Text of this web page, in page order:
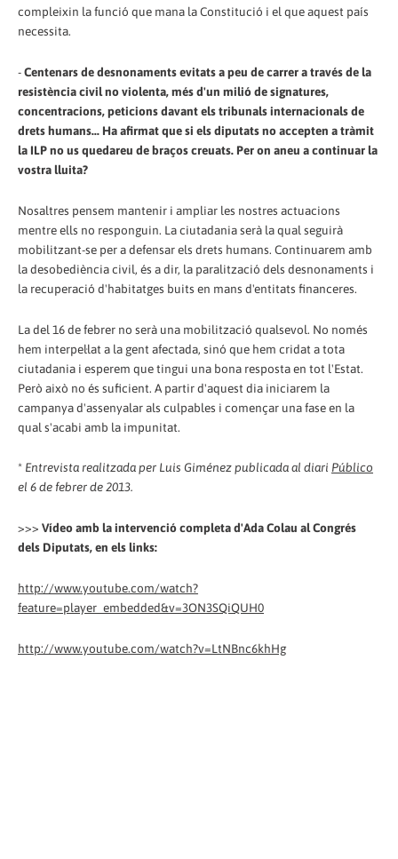
compleixin la funció que mana la Constitució i el que aquest país
necessita.
-Centenars de desnonaments evitats a peu de carrer a través de la
resistència civil no violenta, més d'un milió de signatures,
concentracions, peticions davant els tribunals internacionals de
drets humans... Ha afirmat que si els diputats no accepten a tràmit
la ILP no us quedareu de braços creuats. Per on aneu a continuar la
vostra lluita?
Nosaltres pensem mantenir i ampliar les nostres actuacions
mentre ells no responguin. La ciutadania serà la qual seguirà
mobilitzant-se per a defensar els drets humans. Continuarem amb
la desobediència civil, és a dir, la paralització dels desnonaments i
la recuperació d'habitatges buits en mans d'entitats financeres.
La del 16 de febrer no serà una mobilització qualsevol. No només
hem interpel·lat a la gent afectada, sinó que hem cridat a tota
ciutadania i esperem que tingui una bona resposta en tot l'Estat.
Però això no és suficient. A partir d'aquest dia iniciarem la
campanya d'assenyalar als culpables i començar una fase en la
qual s'acabi amb la impunitat.
* Entrevista realitzada per Luis Giménez publicada al diari Público
el 6 de febrer de 2013.
>>> Vídeo amb la intervenció completa d'Ada Colau al Congrés
dels Diputats, en els links:
http://www.youtube.com/watch?
feature=player_embedded&v=3ON3SQiQUH0
http://www.youtube.com/watch?v=LtNBnc6khHg